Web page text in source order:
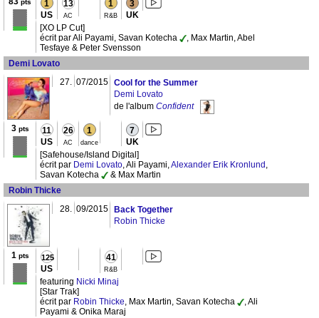
pts 1
US
13
AC
1
R&B
3
UK
[XO LP Cut]
écrit par Ali Payami, Savan Kotecha
, Max Martin, Abel
Tesfaye & Peter Svensson
Demi Lovato
27. 07/2015 Cool for the Summer
Demi Lovato
de l'album Confident
3pts 11
US
26
AC
1
dance
7
UK
[Safehouse/Island Digital]
écrit par Demi Lovato, Ali Payami,Alexander Erik Kronlund ,
Savan Kotecha
& Max Martin
Robin Thicke
28. 09/2015
Back Together
Robin Thicke
1 pts
125
US
41
R&B
featuring Nicki Minaj
[Star Trak]
écrit par Robin Thicke, Max Martin, Savan Kotecha
, Ali
Payami & Onika Maraj